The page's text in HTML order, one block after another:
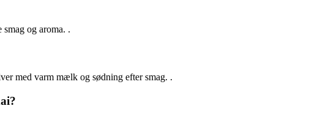
og aroma. .
med varm mælk og sødning efter smag. .